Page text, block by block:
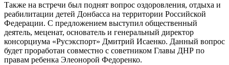
Также на встречи был поднят вопрос оздоровления, отдыха и
реабилитации детей Донбасса на территории Российской
Федерации. С предложением выступил общественный
деятель, меценат, основатель и генеральный директор
консорциума «Русэкспорт» Дмитрий Исаенко. Данный вопрос
будет проработан совместно с советником Главы ДНР по
правам ребенка Элеонорой Федоренко.